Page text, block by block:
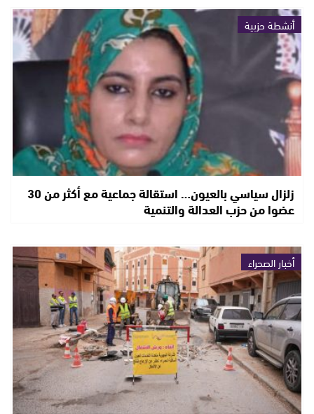
أنشطة حزبية
زلزال سياسي بالعيون… استقالة جماعية مع أكثر من 30
عضوا من حزب العدالة والتنمية
أخبار الصحراء